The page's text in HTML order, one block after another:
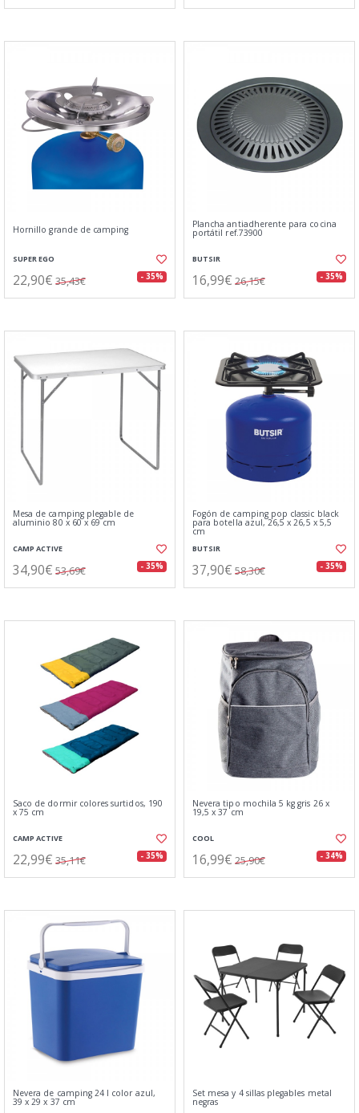
Hornillo grande de camping
SUPER EGO
22,90€ 35,43€ - 35%
Plancha antiadherente para cocina
portátil ref.73900
BUTSIR
16,99€ 26,15€ - 35%
Mesa de camping plegable de
aluminio 80 x 60 x 69 cm
CAMP ACTIVE
34,90€ 53,69€ - 35%
Fogón de camping pop classic black
para botella azul, 26,5 x 26,5 x 5,5
cm
BUTSIR
37,90€ 58,30€ - 35%
Saco de dormir colores surtidos, 190
x 75 cm
CAMP ACTIVE
22,99€ 35,11€ - 35%
Nevera tipo mochila 5 kg gris 26 x
19,5 x 37 cm
COOL
16,99€ 25,90€ - 34%
Nevera de camping 24 l color azul,
39 x 29 x 37 cm
Set mesa y 4 sillas plegables metal
negras